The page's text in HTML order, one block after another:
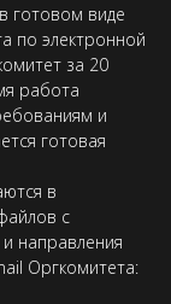
готовом виде
по электронной
за 20
работа
и
готовая
в
с
направления
Оргкомитета: